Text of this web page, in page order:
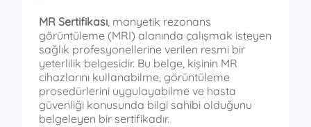
MR Sertifikası, manyetik rezonans
görüntüleme (MRI) alanında çalışmak isteyen
sağlık profesyonellerine verilen resmi bir
yeterlilik belgesidir. Bu belge, kişinin MR
cihazlarını kullanabilme, görüntüleme
prosedürlerini uygulayabilme ve hasta
güvenliği konusunda bilgi sahibi olduğunu
belgeleyen bir sertifikadır.